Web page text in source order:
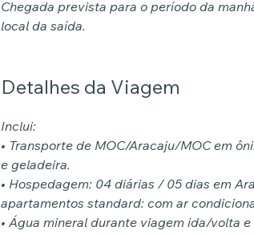
Chegada prevista para o período da
local da saída.
Detalhes da Viagem
Inclui:
• Transporte de MOC/Aracaju/MOC em
e geladeira.
• Hospedagem: 04 diárias / 05 dias em
apartamentos standard: com ar
• Água mineral durante viagem ida/volta e